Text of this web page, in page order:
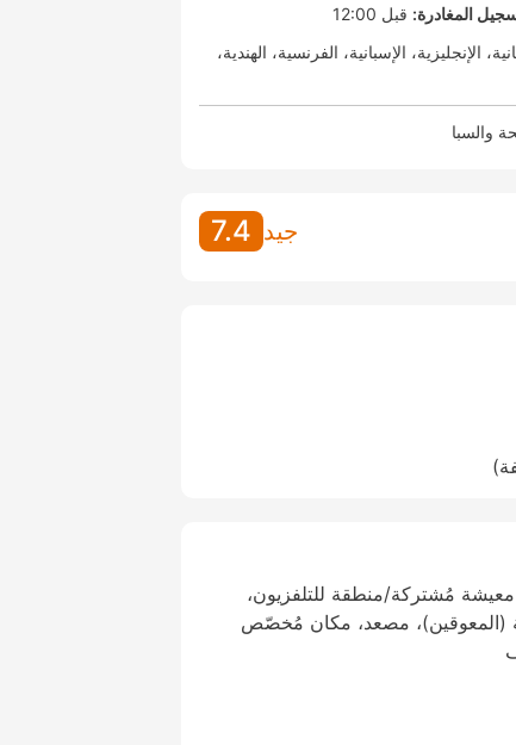
المغادرة: قبل 12:00
الإنجليزية الإسبانية الفرنسية
الهندية
والسبا
جيد 7.4
مُشتركة/منطقة للتلفزيون،
(المعوقين)، مصعد، مكان مُخصّص